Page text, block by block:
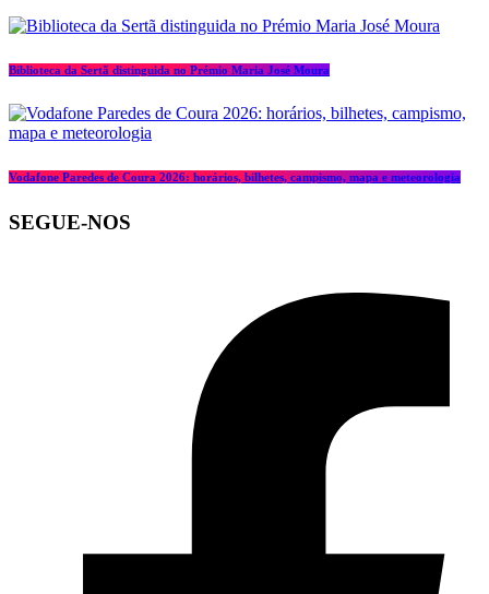
Biblioteca da Sertã distinguida no Prémio Maria José Moura
Vodafone Paredes de Coura 2026: horários, bilhetes, campismo, mapa e meteorologia
SEGUE-NOS